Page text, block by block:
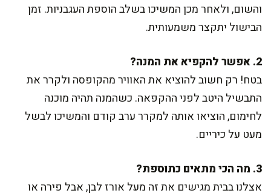
והשום, ולאחר מכן המשיכו בשלב הוספת העגבניות. זמן
הבישול יתקצר משמעותית.
2. אפשר להקפיא את המנה?
בטח! רק חשוב להוציא את האוויר מהקופסה ולקרר את
התבשיל היטב לפני ההקפאה. כשהמנה תהיה מוכנה
לחימום, הוציאו אותה למקרר ערב קודם והמשיכו לבשל
מעט על כיריים.
3. מה הכי מתאים כתוספת?
אצלנו בבית מגישים את זה מעל אורז לבן, אבל פירה או